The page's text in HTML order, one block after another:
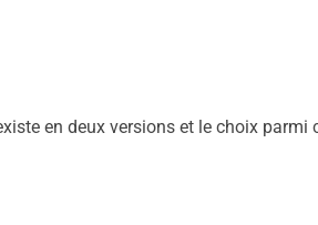
en deux versions et le choix parmi